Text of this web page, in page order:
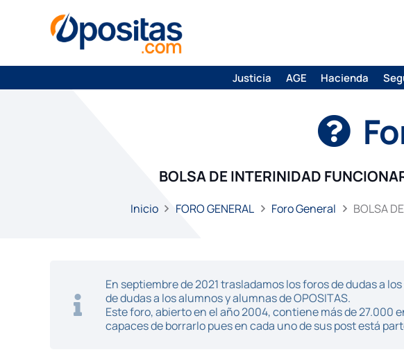
Justicia AGE Hacienda
BOLSA DE INTERINIDAD
Inicio FORO GENERAL Foro General BOLSA
En septiembre de 2021 trasladamos los foros de dudas a
de dudas a los alumnos y alumnas de OPOSITAS.
Este foro, abierto en el año 2004, contiene más de
capaces de borrarlo pues en cada uno de sus post está